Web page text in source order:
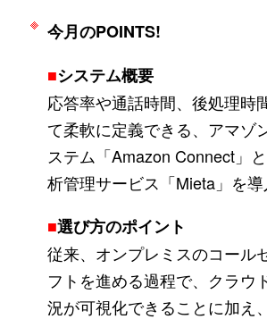
今月のPOINTS!
■システム概要
応答率や通話時間、後処理時
て柔軟に定義できる、アマゾ
ステム「Amazon Connect」
析管理サービス「Mieta」を導
■選び方のポイント
従来、オンプレミスのコール
フトを進める過程で、クラウ
況が可視化できることに加え